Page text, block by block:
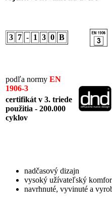
3 7 - 1 3 0 B
podľa normy EN
1906-3
certifikát v 3. triede
použitia - 200.000
cyklov
nadčasový dizajn
vysoký užívateľský
navrhnuté, vyvinuté a